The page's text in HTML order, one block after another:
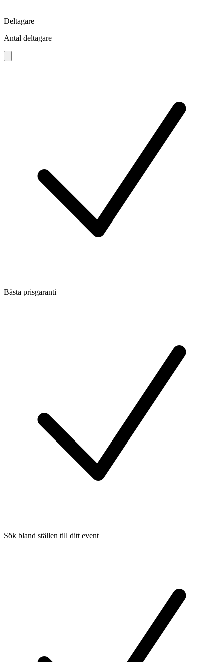
Deltagare
Antal deltagare
Bästa prisgaranti
Sök bland ställen till ditt event